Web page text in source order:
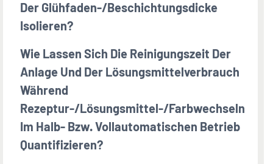
Der Glühfaden-/Beschichtungsdicke
Isolieren?
Wie Lassen Sich Die Reinigungszeit Der
Anlage Und Der Lösungsmittelverbrauch
Während
Rezeptur-/Lösungsmittel-/Farbwechseln
Im Halb- Bzw. Vollautomatischen Betrieb
Quantifizieren?